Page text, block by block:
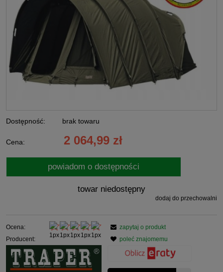
Dostępność: brak towaru
Cena: 2 064,99 zł
powiadom o dostępności
towar niedostępny
dodaj do przechowalni
Ocena:
Producent:
zapytaj o produkt
poleć znajomemu